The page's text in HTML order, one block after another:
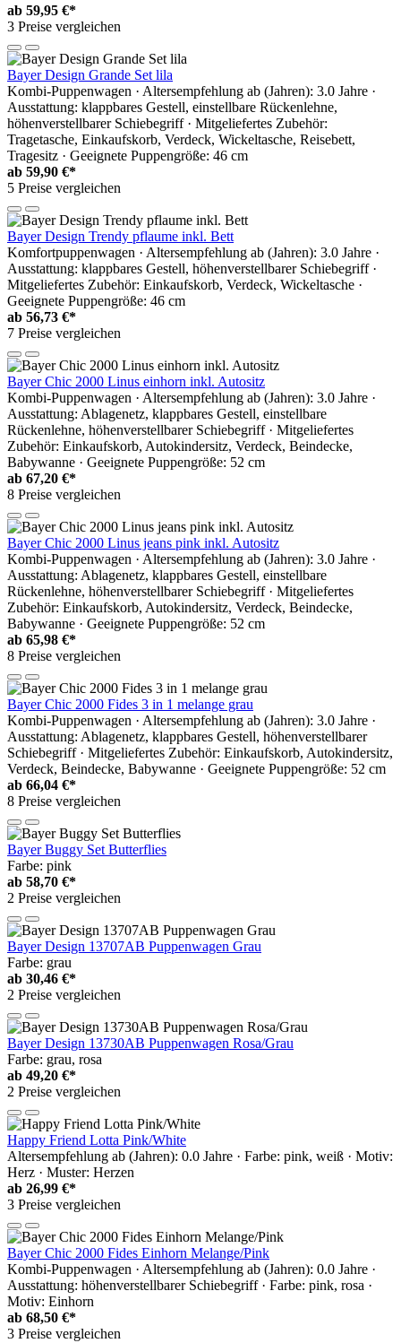
ab 59,95 €*
3 Preise vergleichen
Bayer Design Grande Set lila
Kombi-Puppenwagen · Altersempfehlung ab (Jahren): 3.0 Jahre ·
Ausstattung: klappbares Gestell, einstellbare Rückenlehne,
höhenverstellbarer Schiebegriff · Mitgeliefertes Zubehör:
Tragetasche, Einkaufskorb, Verdeck, Wickeltasche, Reisebett,
Tragesitz · Geeignete Puppengröße: 46 cm
ab 59,90 €*
5 Preise vergleichen
Bayer Design Trendy pflaume inkl. Bett
Komfortpuppenwagen · Altersempfehlung ab (Jahren): 3.0 Jahre ·
Ausstattung: klappbares Gestell, höhenverstellbarer Schiebegriff ·
Mitgeliefertes Zubehör: Einkaufskorb, Verdeck, Wickeltasche ·
Geeignete Puppengröße: 46 cm
ab 56,73 €*
7 Preise vergleichen
Bayer Chic 2000 Linus einhorn inkl. Autositz
Kombi-Puppenwagen · Altersempfehlung ab (Jahren): 3.0 Jahre ·
Ausstattung: Ablagenetz, klappbares Gestell, einstellbare
Rückenlehne, höhenverstellbarer Schiebegriff · Mitgeliefertes
Zubehör: Einkaufskorb, Autokindersitz, Verdeck, Beindecke,
Babywanne · Geeignete Puppengröße: 52 cm
ab 67,20 €*
8 Preise vergleichen
Bayer Chic 2000 Linus jeans pink inkl. Autositz
Kombi-Puppenwagen · Altersempfehlung ab (Jahren): 3.0 Jahre ·
Ausstattung: Ablagenetz, klappbares Gestell, einstellbare
Rückenlehne, höhenverstellbarer Schiebegriff · Mitgeliefertes
Zubehör: Einkaufskorb, Autokindersitz, Verdeck, Beindecke,
Babywanne · Geeignete Puppengröße: 52 cm
ab 65,98 €*
8 Preise vergleichen
Bayer Chic 2000 Fides 3 in 1 melange grau
Kombi-Puppenwagen · Altersempfehlung ab (Jahren): 3.0 Jahre ·
Ausstattung: Ablagenetz, klappbares Gestell, höhenverstellbarer
Schiebegriff · Mitgeliefertes Zubehör: Einkaufskorb, Autokindersitz,
Verdeck, Beindecke, Babywanne · Geeignete Puppengröße: 52 cm
ab 66,04 €*
8 Preise vergleichen
Bayer Buggy Set Butterflies
Farbe: pink
ab 58,70 €*
2 Preise vergleichen
Bayer Design 13707AB Puppenwagen Grau
Farbe: grau
ab 30,46 €*
2 Preise vergleichen
Bayer Design 13730AB Puppenwagen Rosa/Grau
Farbe: grau, rosa
ab 49,20 €*
2 Preise vergleichen
Happy Friend Lotta Pink/White
Altersempfehlung ab (Jahren): 0.0 Jahre · Farbe: pink, weiß · Motiv:
Herz · Muster: Herzen
ab 26,99 €*
3 Preise vergleichen
Bayer Chic 2000 Fides Einhorn Melange/Pink
Kombi-Puppenwagen · Altersempfehlung ab (Jahren): 0.0 Jahre ·
Ausstattung: höhenverstellbarer Schiebegriff · Farbe: pink, rosa ·
Motiv: Einhorn
ab 68,50 €*
3 Preise vergleichen